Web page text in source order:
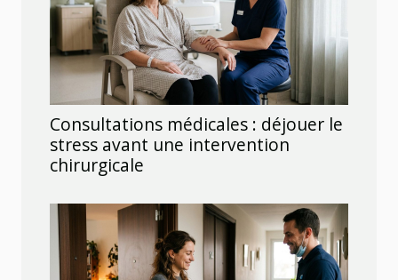
Consultations médicales : déjouer le
stress avant une intervention
chirurgicale